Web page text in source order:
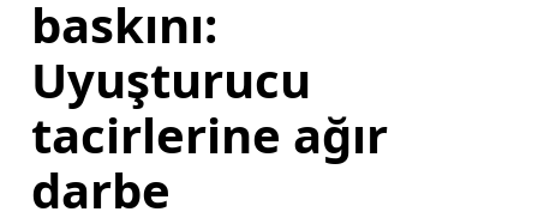
baskını:
Uyuşturucu
tacirlerine ağır
darbe